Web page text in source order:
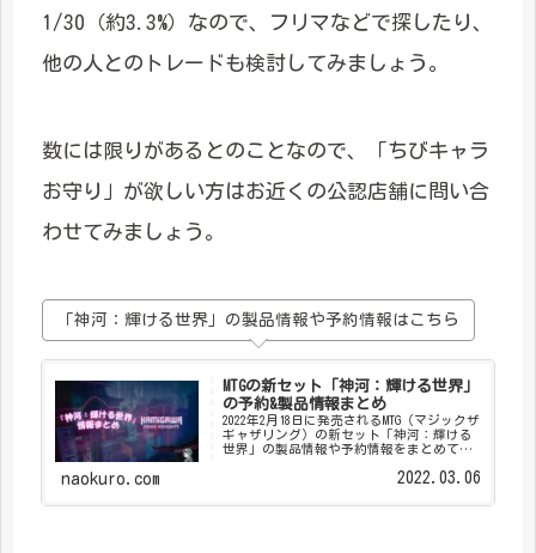
1/30（約3.3%）なので、フリマなどで探したり、
他の人とのトレードも検討してみましょう。
数には限りがあるとのことなので、「ちびキャラ
お守り」が欲しい方はお近くの公認店舗に問い合
わせてみましょう。
「神河：輝ける世界」の製品情報や予約情報はこちら
MTGの新セット「神河：輝ける世界」
の予約&製品情報まとめ
2022年2月18日に発売されるMTG（マジックザ
ギャザリング）の新セット「神河：輝ける
世界」の製品情報や予約情報をまとめて紹
naokuro.com 2022.03.06